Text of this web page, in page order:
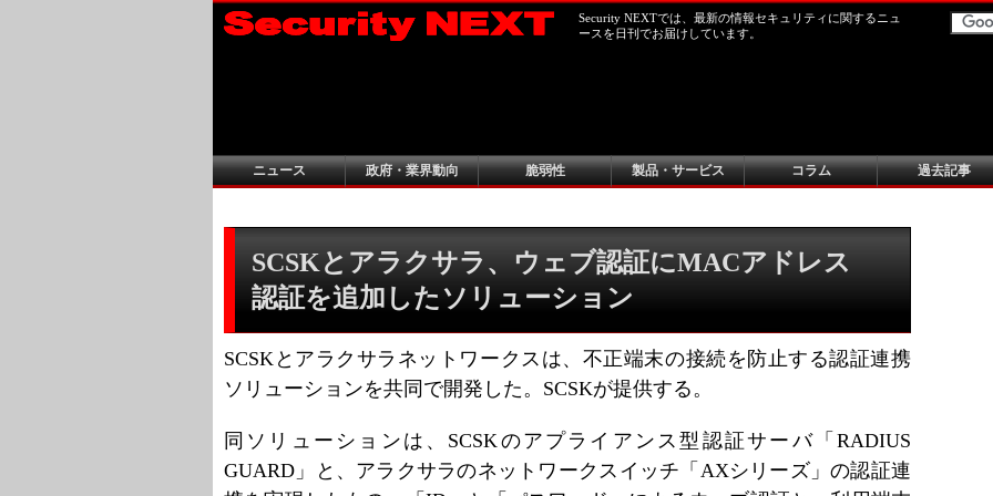
Security NEXTでは、最新の情報セキュリティに関するニュ
ースを日刊でお届けしています。
ニュース 政府・業界動向 脆弱性 製品・サービス コラム 過去記事
SCSKとアラクサラ、ウェブ認証にMACアドレス
認証を追加したソリューション
SCSKとアラクサラネットワークスは、不正端末の接続を防止する認証連携
ソリューションを共同で開発した。SCSKが提供する。
同ソリューションは、SCSKのアプライアンス型認証サーバ「RADIUS
GUARD」と、アラクサラのネットワークスイッチ「AXシリーズ」の認証連